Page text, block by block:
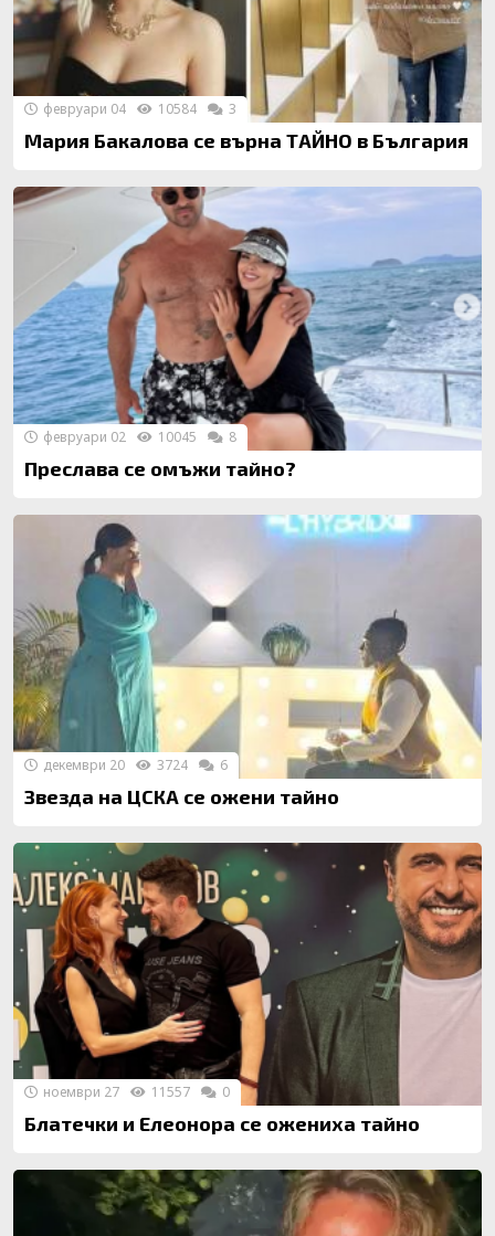
Мария Бакалова се върна ТАЙНО в България
февруари 04 10584 3
Преслава се омъжи тайно?
февруари 02 10045 8
Звезда на ЦСКА се ожени тайно
декември 20 3724 6
Блатечки и Елеонора се ожениха тайно
ноември 27 11557 0